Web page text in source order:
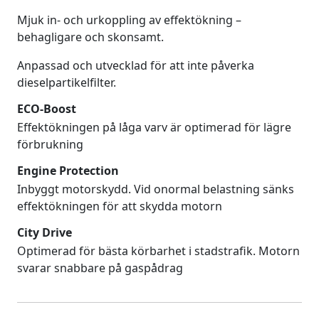
Mjuk in- och urkoppling av effektökning –
behagligare och skonsamt.
Anpassad och utvecklad för att inte påverka
dieselpartikelfilter.
ECO-Boost
Effektökningen på låga varv är optimerad för lägre
förbrukning
Engine Protection
Inbyggt motorskydd. Vid onormal belastning sänks
effektökningen för att skydda motorn
City Drive
Optimerad för bästa körbarhet i stadstrafik. Motorn
svarar snabbare på gaspådrag